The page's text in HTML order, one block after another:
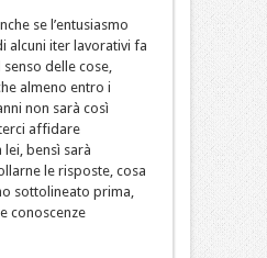
se l’entusiasmo
alcuni iter lavorativi fa
delle cose,
almeno entro i
non sarà così
affidare
bensì sarà
le risposte, cosa
sottolineato prima,
conoscenze